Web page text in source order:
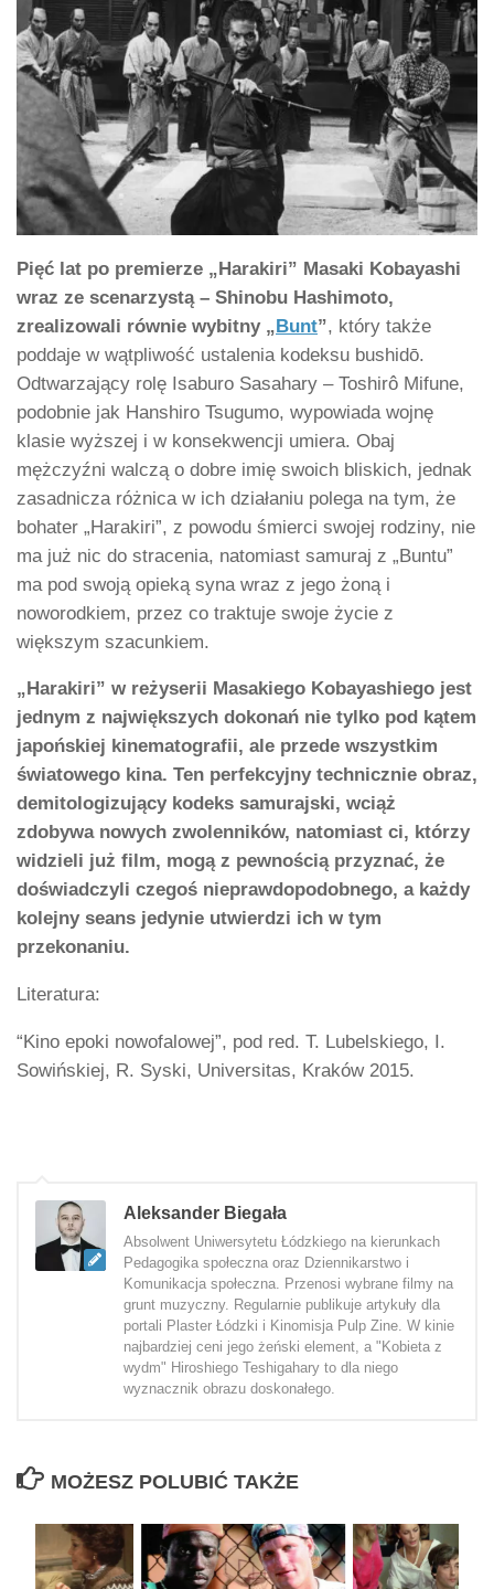
Pięć lat po premierze „Harakiri” Masaki Kobayashi
wraz ze scenarzystą – Shinobu Hashimoto,
zrealizowali równie wybitny „Bunt”, który także
poddaje w wątpliwość ustalenia kodeksu bushidō.
Odtwarzający rolę Isaburo Sasahary – Toshirô Mifune,
podobnie jak Hanshiro Tsugumo, wypowiada wojnę
klasie wyższej i w konsekwencji umiera. Obaj
mężczyźni walczą o dobre imię swoich bliskich, jednak
zasadnicza różnica w ich działaniu polega na tym, że
bohater „Harakiri”, z powodu śmierci swojej rodziny, nie
ma już nic do stracenia, natomiast samuraj z „Buntu”
ma pod swoją opieką syna wraz z jego żoną i
noworodkiem, przez co traktuje swoje życie z
większym szacunkiem.
„Harakiri” w reżyserii Masakiego Kobayashiego jest
jednym z największych dokonań nie tylko pod kątem
japońskiej kinematografii, ale przede wszystkim
światowego kina. Ten perfekcyjny technicznie obraz,
demitologizujący kodeks samurajski, wciąż
zdobywa nowych zwolenników, natomiast ci, którzy
widzieli już film, mogą z pewnością przyznać, że
doświadczyli czegoś nieprawdopodobnego, a każdy
kolejny seans jedynie utwierdzi ich w tym
przekonaniu.
Literatura:
“Kino epoki nowofalowej”, pod red. T. Lubelskiego, I.
Sowińskiej, R. Syski, Universitas, Kraków 2015.
Aleksander Biegała
Absolwent Uniwersytetu Łódzkiego na kierunkach
Pedagogika społeczna oraz Dziennikarstwo i
Komunikacja społeczna. Przenosi wybrane filmy na
grunt muzyczny. Regularnie publikuje artykuły dla
portali Plaster Łódzki i Kinomisja Pulp Zine. W kinie
najbardziej ceni jego żeński element, a "Kobieta z
wydm" Hiroshiego Teshigahary to dla niego
wyznacznik obrazu doskonałego.
MOŻESZ POLUBIĆ TAKŻE